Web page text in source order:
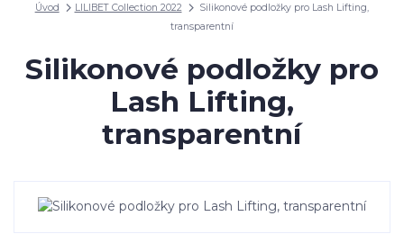
Úvod LILIBET Collection 2022
Silikonové podložky pro Lash Lifting,
transparentní
Silikonové podložky pro
Lash Lifting,
transparentní